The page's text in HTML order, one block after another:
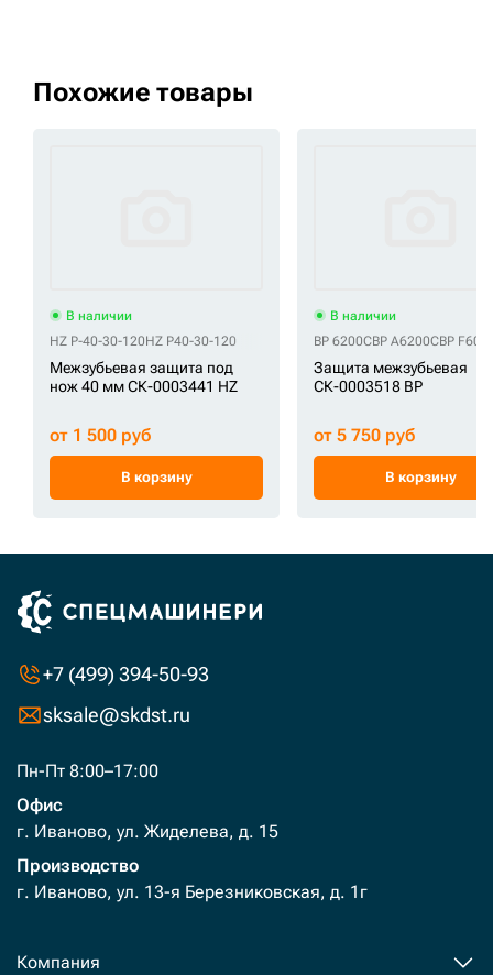
Похожие товары
В наличии
HZ P-40-30-120HZ P40-30-120
Межзубьевая защита под
нож 40 мм СК-0003441 HZ
от 1 500 руб
В корзину
В наличии
BP 6200CBP A6200CBP
Защита межзубьевая
СК-0003518 BP
от 5 750 руб
В корзину
+7 (499) 394-50-93
sksale@skdst.ru
Пн-Пт 8:00–17:00
Офис
г. Иваново, ул. Жиделева, д. 15
Производство
г. Иваново, ул. 13-я Березниковская, д. 1г
Компания